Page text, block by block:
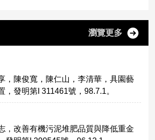
瀏覽更多
，陳俊寬，陳仁山，李清華，具園藝
，發明第I 311461號，98.7.1。
，改善有機污泥堆肥品質與降低重金